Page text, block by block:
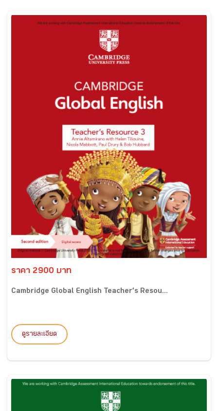
ราคา 2900 บาท
Cambridge Global English Teacher’s Resou...
ดูรายละเอียด